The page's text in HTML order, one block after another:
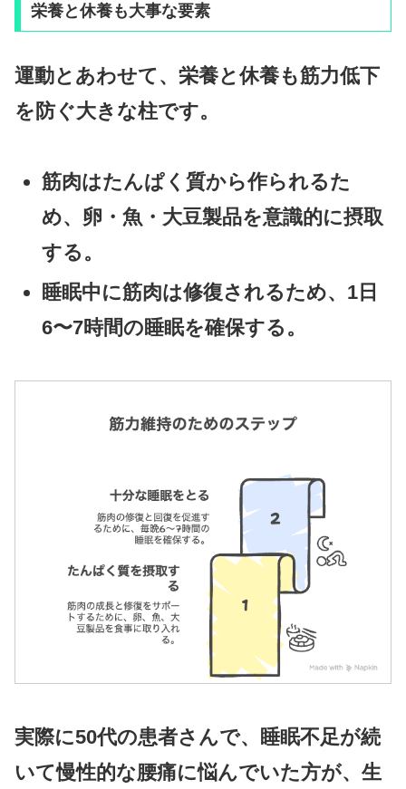
栄養と休養も大事な要素
運動とあわせて、 栄養と休養も筋力低下
を防ぐ大きな柱です。
筋肉はたんぱく質から作られるた
め、卵・魚・大豆製品を意識的に摂取
する。
睡眠中に筋肉は修復されるため、1日
6〜7時間の睡眠を確保する。
実際に50代の患者さんで、睡眠不足が続
いて慢性的な腰痛に悩んでいた方が、生